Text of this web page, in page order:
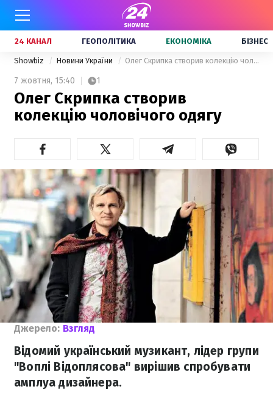
24 КАНАЛ ГЕОПОЛІТИКА ЕКОНОМІКА БІЗНЕС
Showbiz Новини України Олег Скрипка створив колекцію чоловічого одягу
7 жовтня, 15:40 1
Олег Скрипка створив
колекцію чоловічого одягу
Джерело: Взгляд
Відомий український музикант, лідер групи
"Воплі Відоплясова" вирішив спробувати
амплуа дизайнера.